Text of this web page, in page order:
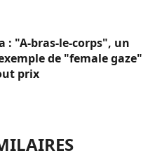
: "A-bras-le-corps", un
de "female gaze"
prix